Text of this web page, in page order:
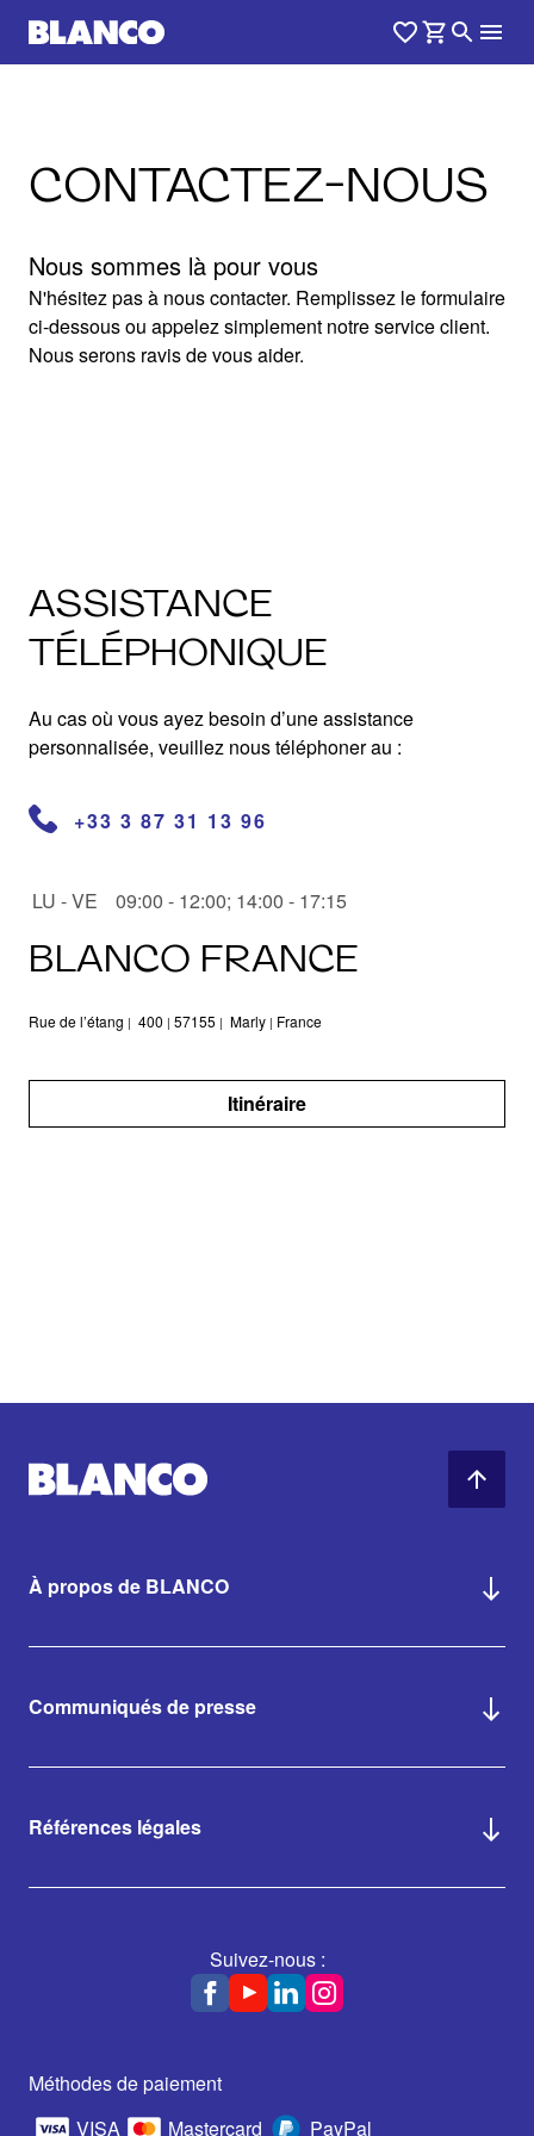
CONTACTEZ-NOUS
Nous sommes là pour vous
N'hésitez pas à nous contacter. Remplissez le formulaire
ci-dessous ou appelez simplement notre service client.
Nous serons ravis de vous aider.
ASSISTANCE
TÉLÉPHONIQUE
Au cas où vous ayez besoin d’une assistance
personnalisée, veuillez nous téléphoner au :
+33 3 87 31 13 96
Heures d’ouverture
JourHeures d’ouverture
LU - VE 09:00 - 12:00; 14:00 - 17:15
BLANCO FRANCE
Rue de l’étang | 400 | 57155 | Marly | France
Itinéraire
À propos de BLANCO
Communiqués de presse
Références légales
Suivez-nous :
Méthodes de paiement
VISA
Mastercard PayPal